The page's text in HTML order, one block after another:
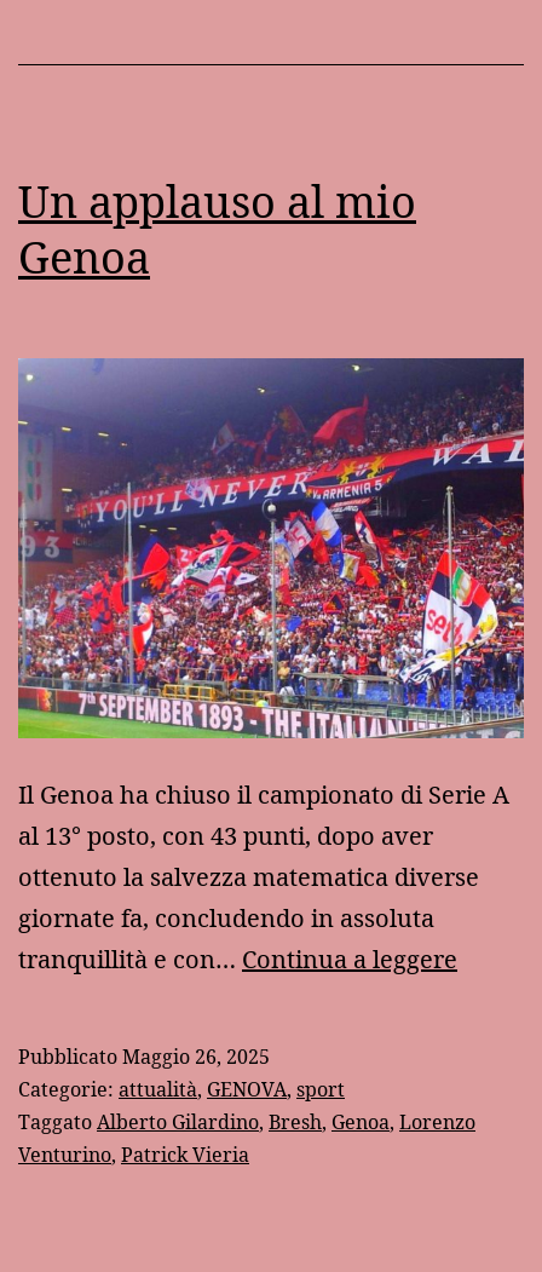
Un applauso al mio
Genoa
Il Genoa ha chiuso il campionato di Serie A
al 13° posto, con 43 punti, dopo aver
ottenuto la salvezza matematica diverse
giornate fa, concludendo in assoluta
tranquillità e con… Continua a leggere
Genoa
PubblicatoMaggio 26, 2025
Categorie: attualità, GENOVA, sport
TaggatoAlberto Gilardino, Bresh, Genoa, Lorenzo
Venturino, Patrick Vieria